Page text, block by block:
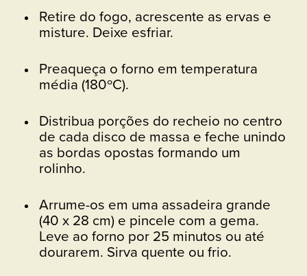
Retire do fogo, acrescente as ervas e
misture. Deixe esfriar.
Preaqueça o forno em temperatura
média (180ºC).
Distribua porções do recheio no centro
de cada disco de massa e feche unindo
as bordas opostas formando um
rolinho.
Arrume-os em uma assadeira grande
(40 x 28 cm) e pincele com a gema.
Leve ao forno por 25 minutos ou até
dourarem. Sirva quente ou frio.